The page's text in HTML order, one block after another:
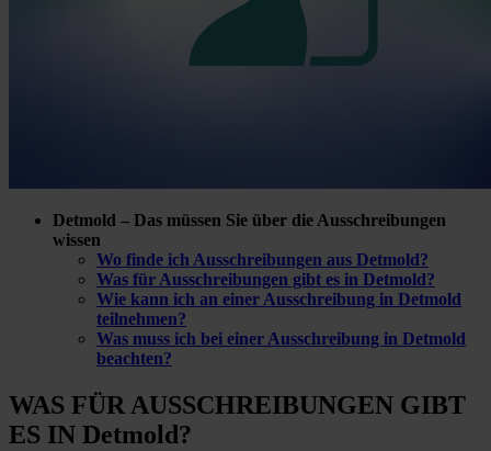
Detmold – Das müssen Sie über die Ausschreibungen
wissen
Wo finde ich Ausschreibungen aus Detmold?
Was für Ausschreibungen gibt es in Detmold?
Wie kann ich an einer Ausschreibung in Detmold
teilnehmen?
Was muss ich bei einer Ausschreibung in Detmold
beachten?
WAS FÜRAUSSCHREIBUNGEN GIBT
ES IN Detmold?